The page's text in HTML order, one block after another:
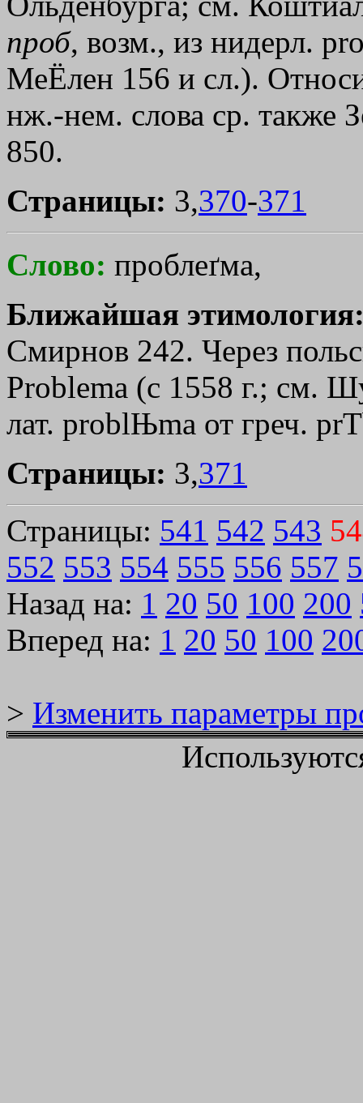
проб, возм., из нидерл.
МеЁлен 156 и сл.).
нж.-нем. слова ср. также
850.
Страницы: 3,370-371
Слово: проблеґма,
Ближайшая
Смирнов 242. Через
Problema (с 1558 г.; см.
лат. problЊma от греч.
Страницы: 3,371
Страницы: 541 542 543
552 553 554 555 556 557
Назад на: 1 20 50 100 200
Вперед на: 1 20 50 100
> Изменить параметры